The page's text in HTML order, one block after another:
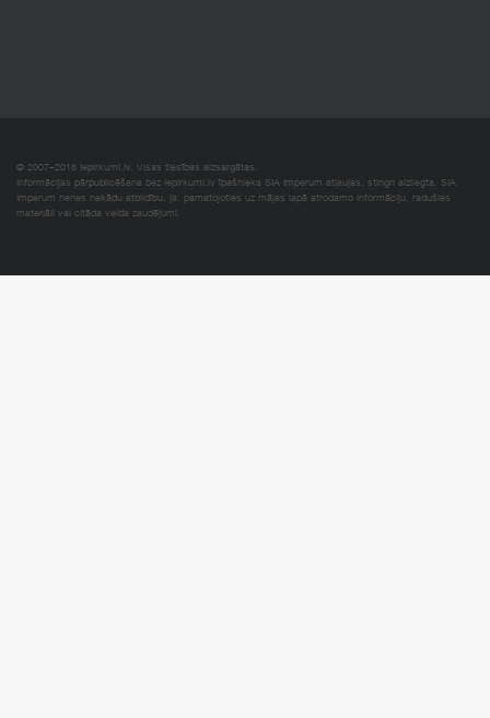
© 2007–2018 Iepirkumi.lv. Visas tiesības aizsargātas.
Informācijas pārpublicēšana bez iepirkumi.lv īpašnieka SIA Imperum atļaujas, stingri aizliegta. SIA
Imperum nenes nekādu atbildību, ja, pamatojoties uz mājas lapā atrodamo informāciju, radušies
materiāli vai citāda veida zaudējumi.